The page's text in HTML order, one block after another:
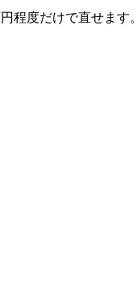
程度だけで直せます。